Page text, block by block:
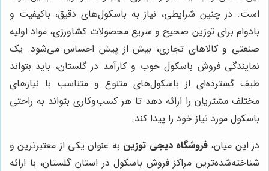
است. در چنین شرایطی، نیاز به باسکول‌های دقیق، باکیفیت و
بادوام برای توزین صحیح و سریع محصولات کشاورزی، مواد اولیه
صنعتی و کالاهای تجاری، بیش از پیش احساس می‌شود. یک
نمایندگی فروش باسکول خوب و کارآمد در گلستان، باید بتواند
طیف گسترده‌ای از باسکول‌های متنوع و متناسب با نیازهای
مختلف مشتریان را ارائه دهد تا هر کسب‌وکاری بتواند به راحتی
باسکول مورد نیاز خود را پیدا کند.
در این میان،فروشگاه دیجی توزین به عنوان یکی از معتبرترین و
شناخته‌شده‌ترین مراکز فروش باسکول در استان گلستان، با ارائه